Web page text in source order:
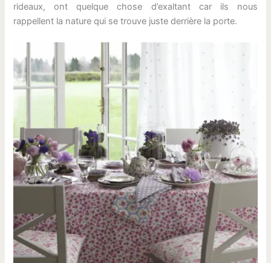
rideaux, ont quelque chose d’exaltant car ils nous
rappellent la nature qui se trouve juste derrière la porte.